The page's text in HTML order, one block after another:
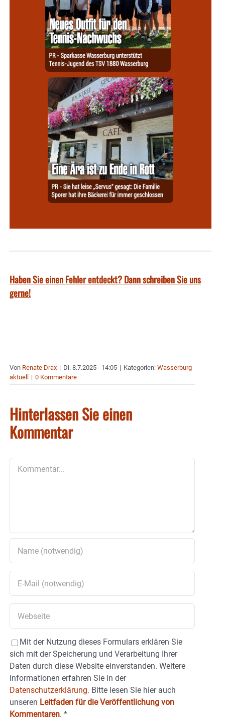
Haben Sie einen Fehler entdeckt? Dann schreiben Sie uns
gerne!
Von Renate Drax | Di. 8.7.2025 - 14:05 | Kategorien: Wasserburg
aktuell
| 0 Kommentare
Hinterlassen Sie einen
Kommentar
Mit der Nutzung dieses Formulars erklären Sie
sich mit der Speicherung und Verarbeitung Ihrer
Daten durch diese Website einverstanden. Weitere
Informationen erfahren Sie in der
Datenschutzerklärung. Bitte lesen Sie hier auch
unseren Leitfaden für die Veröffentlichung von
Kommentaren. *